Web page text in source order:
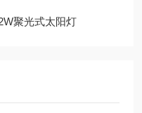
聚光式太阳灯